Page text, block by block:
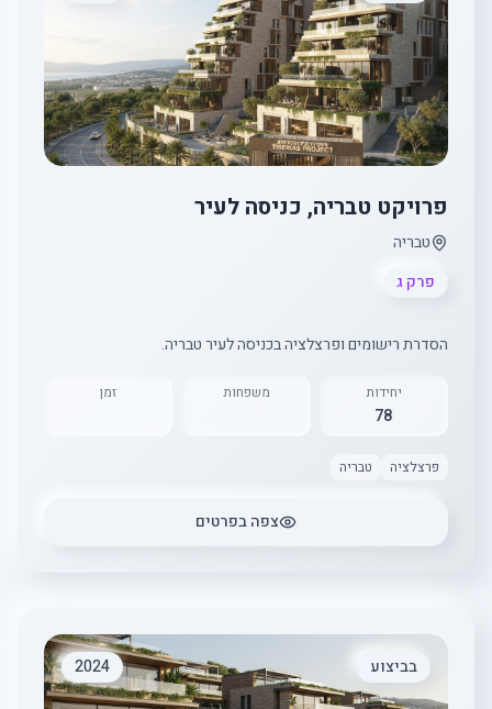
פרויקט טבריה, כניסה לעיר
טבריה
פרק ג
הסדרת רישומים ופרצלציה בכניסה לעיר טבריה.
יחידות
78
משפחות זמן
פרצלציה טבריה
צפה בפרטים
בביצוע 2024